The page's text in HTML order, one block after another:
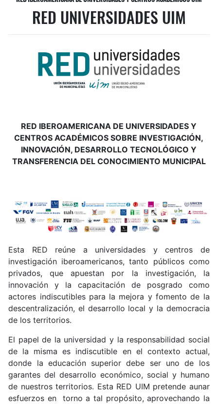
RED UNIVERSIDADES UIM
RED IBEROAMERICANA DE UNIVERSIDADES Y
CENTROS ACADÉMICOS SOBRE INVESTIGACIÓN,
INNOVACIÓN, DESARROLLO TECNOLÓGICO Y
TRANSFERENCIA DEL CONOCIMIENTO MUNICIPAL
Esta RED reúne a universidades y centros de
investigación iberoamericanos, tanto públicos como
privados, que apuestan por la investigación, la
innovación y la capacitación de posgrado como
actores indiscutibles para la mejora y fomento de la
descentralización, el desarrollo local y la democracia
de los territorios.
El papel de la universidad y la responsabilidad social
de la misma es indiscutible en el contexto actual,
donde la educación superior debe ser uno de los
garantes del desarrollo económico, social y humano
de nuestros territorios. Esta RED UIM pretende aunar
esfuerzos en torno a tal propósito, aprovechando la